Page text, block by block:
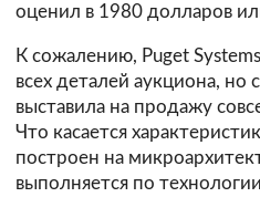
оценил в 1980 долларов
К сожалению, Puget
всех деталей аукциона, но
выставила на продажу
Что касается
построен на
выполняется по